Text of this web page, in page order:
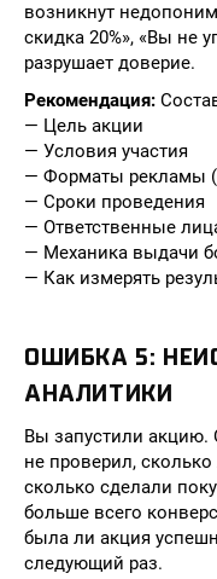
возникнут
скидка 20%», «Вы не
разрушает доверие.
Рекомендация:
— Цель акции
— Условия участия
— Форматы рекламы
— Сроки проведения
— Ответственные
— Механика выдачи
— Как измерять
ОШИБКА 5:
АНАЛИТИКИ
Вы запустили акцию.
не проверил,
сколько сделали
больше всего
была ли акция
следующий раз.